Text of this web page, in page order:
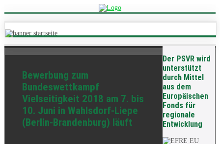
Der PSVR wird
unterstützt
durch Mittel
aus dem
Europäischen
Fonds für
regionale
Entwicklung
Bewerbung zum
Bundeswettkampf
Vielseitigkeit 2018 am 7. bis
10. Juni in Wahlsdorf-Liepe
(Berlin-Brandenburg) läuft